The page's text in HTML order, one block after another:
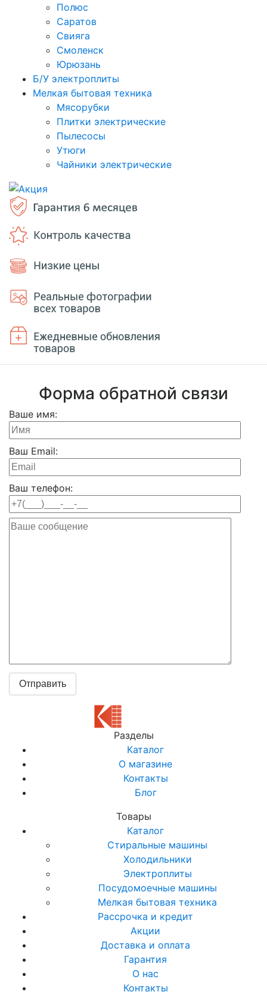
Полюс
Саратов
Свияга
Смоленск
Юрюзань
Б/У электроплиты
Мелкая бытовая техника
Мясорубки
Плитки электрические
Пылесосы
Утюги
Чайники электрические
Форма обратной связи
Ваше имя:
Ваш Email:
Ваш телефон:
Разделы
Каталог
О магазине
Контакты
Блог
Товары
Каталог
Стиральные машины
Холодильники
Электроплиты
Посудомоечные машины
Мелкая бытовая техника
Рассрочка и кредит
Акции
Доставка и оплата
Гарантия
О нас
Контакты